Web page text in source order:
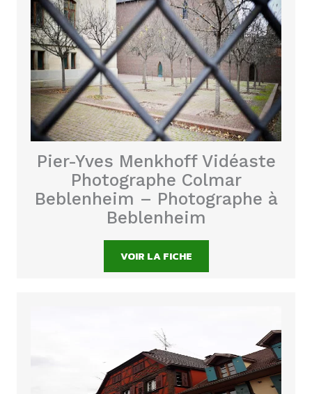
Pier-Yves Menkhoff Vidéaste
Photographe Colmar
Beblenheim – Photographe à
Beblenheim
VOIR LA FICHE